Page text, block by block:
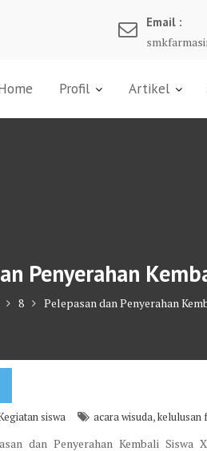
Email :
Profil Artikel
Penyerahan
8 Pelepasan dan Penyerahan
siswa acara wisuda,kelulusan
dan Penyerahan Kembali